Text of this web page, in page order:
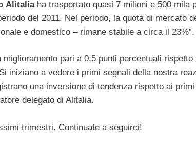
Alitaliaha trasportato quasi 7 milioni e 500 mila
del 2011. Nel periodo, la quota di mercato
e domestico – rimane stabile a circa il 23%”.
pari a 0,5 punti percentuali
iniziano a vedere i primi segnali della nostra
una inversione di tendenza rispetto ai
delegato di Alitalia.
trimestri. Continuate a seguirci!